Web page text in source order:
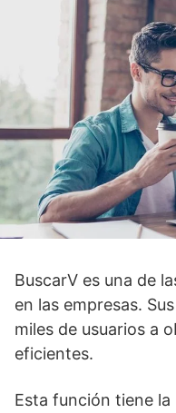
BuscarV es una de
en las empresas.
miles de usuarios a
eficientes.
Esta función tiene